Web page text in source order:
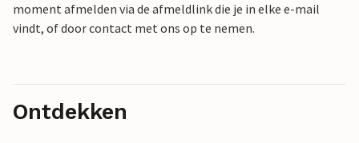
moment afmelden via de afmeldlink die je in elke e-mail
vindt, of door contact met ons op te nemen.
Ontdekken